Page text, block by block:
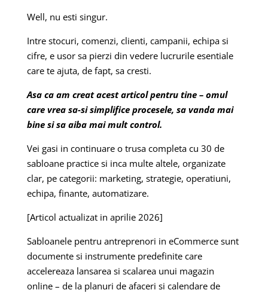
Well, nu esti singur.
Intre stocuri, comenzi, clienti, campanii, echipa si
cifre, e usor sa pierzi din vedere lucrurile esentiale
care te ajuta, de fapt, sa cresti.
Asa ca am creat acest articol pentru tine – omul
care vrea sa-si simplifice procesele, sa vanda mai
bine si sa aiba mai mult control.
Vei gasi in continuare o trusa completa cu 30 de
sabloane practice si inca multe altele, organizate
clar, pe categorii: marketing, strategie, operatiuni,
echipa, finante, automatizare.
[Articol actualizat in aprilie 2026]
Sabloanele pentru antreprenori in eCommerce sunt
documente si instrumente predefinite care
accelereaza lansarea si scalarea unui magazin
online – de la planuri de afaceri si calendare de